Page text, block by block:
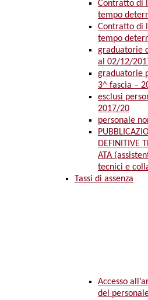
Contratto di
tempo
Contratto di
tempo
graduatorie
al 02/12/
graduatorie
3^ fascia –
esclusi
2017/20
personale
DEFINITIVE
ATA
tecnici e
Tassi di assenza
Accesso
del